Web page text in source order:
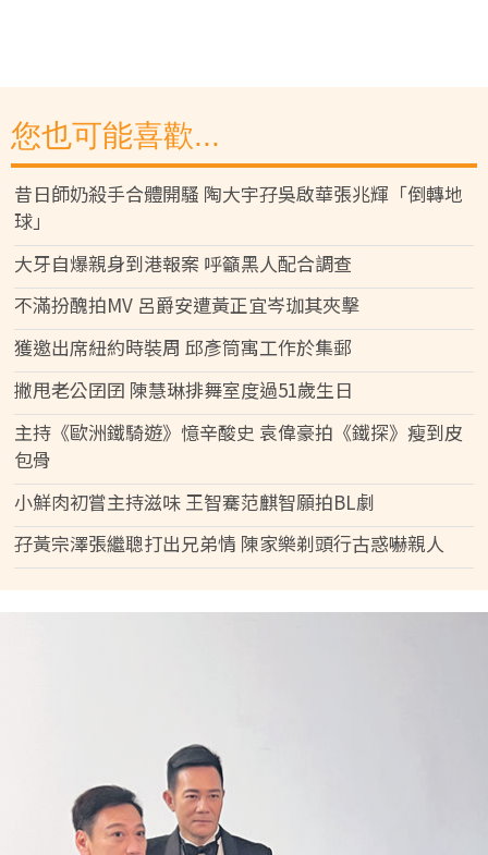
您也可能喜歡...
昔日師奶殺手合體開騷 陶大宇孖吳啟華張兆輝「倒轉地
球」
大牙自爆親身到港報案 呼籲黑人配合調查
不滿扮醜拍MV 呂爵安遭黃正宜岑珈其夾擊
獲邀出席紐約時裝周 邱彥筒寓工作於集郵
撇甩老公囝囝 陳慧琳排舞室度過51歲生日
主持《歐洲鐵騎遊》憶辛酸史 袁偉豪拍《鐵探》瘦到皮
包骨
小鮮肉初嘗主持滋味 王智騫范麒智願拍BL劇
孖黃宗澤張繼聰打出兄弟情 陳家樂剃頭行古惑嚇親人